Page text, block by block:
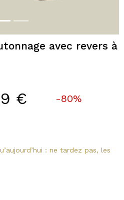
avec revers à
€ -80%
: ne tardez pas, les